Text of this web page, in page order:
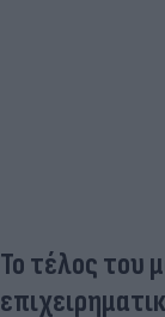
Το τέλος του